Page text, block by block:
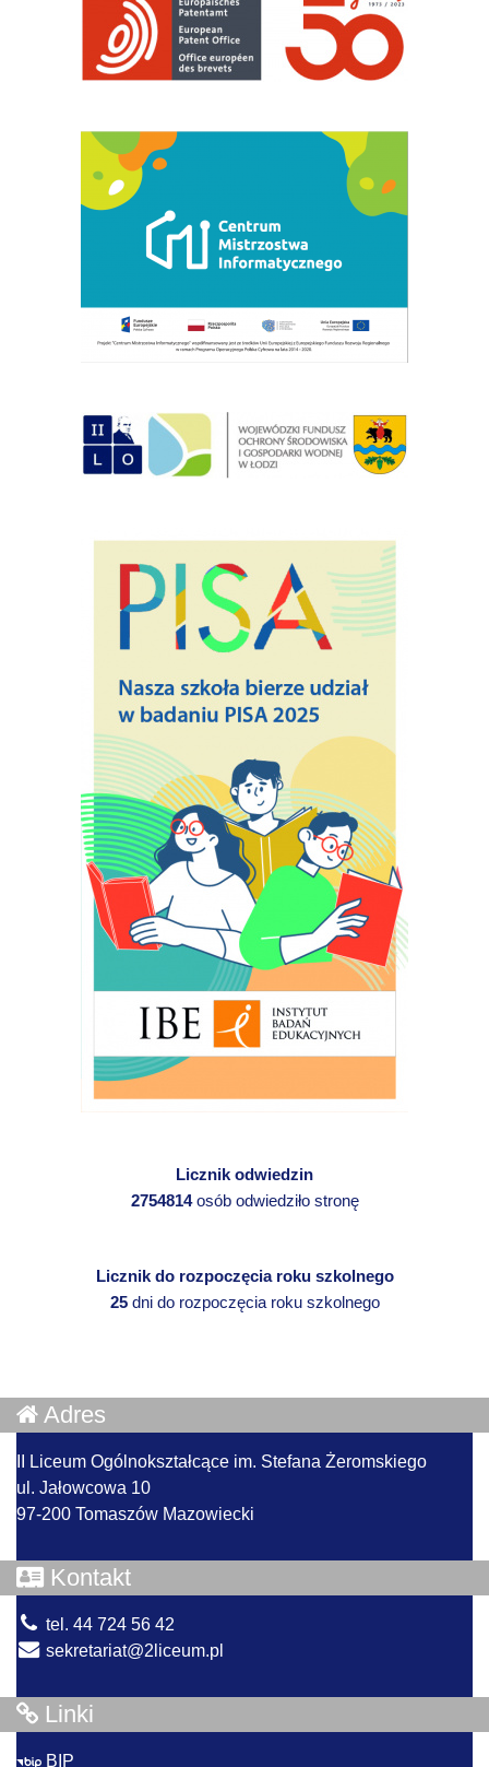
Licznik odwiedzin
2754814osób odwiedziło stronę
Licznik do rozpoczęcia roku szkolnego
25dni do rozpoczęcia roku szkolnego
Adres
II Liceum Ogólnokształcące im. Stefana Żeromskiego
ul. Jałowcowa 10
97-200 Tomaszów Mazowiecki
Kontakt
tel. 44 724 56 42
sekretariat@2liceum.pl
Linki
BIP